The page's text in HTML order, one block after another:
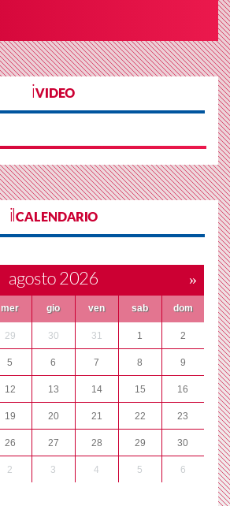
iVIDEO
ilCALENDARIO
agosto 2026 »
mer gio ven sab dom
29 30 31 1 2
5 6 7 8 9
12 13 14 15 16
19 20 21 22 23
26 27 28 29 30
2 3 4 5 6